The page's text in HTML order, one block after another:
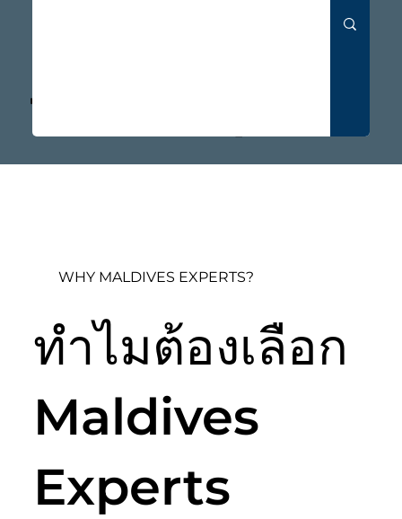
Travel Experts
WHY MALDIVES EXPERTS?
ทำไมต้องเลือก
Maldives
Experts